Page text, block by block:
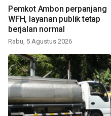
Pemkot Ambon perpanjang
WFH, layanan publik tetap
berjalan normal
Rabu, 5 Agustus 2026